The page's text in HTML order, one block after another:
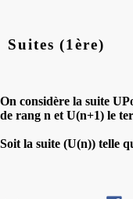
Suites (1ère)
On considère la suite
de rang n et U(n+1) le
Soit la suite (U(n)) telle